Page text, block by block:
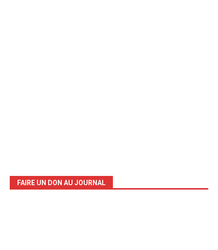
FAIRE UN DON AU JOURNAL